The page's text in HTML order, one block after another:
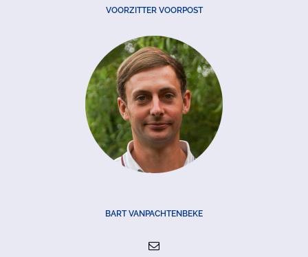
VOORZITTER VOORPOST
BART VANPACHTENBEKE